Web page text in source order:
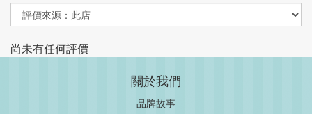
尚未有任何評價
關於我們
品牌故事